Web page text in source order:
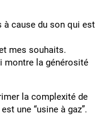
à cause du son qui est
mes souhaits.
montre la générosité
la complexité de
une “usine à gaz”.